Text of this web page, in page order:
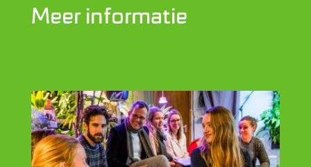
Meer informatie